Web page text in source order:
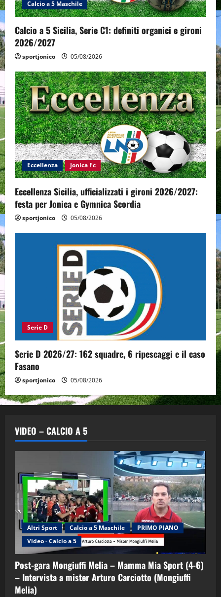
Calcio a 5 Maschile
Calcio a 5 Sicilia, Serie C1: definiti organici e gironi
2026/2027
sportjonico 05/08/2026
Eccellenza Jonica Fc
Eccellenza Sicilia, ufficializzati i gironi 2026/2027:
festa per Jonica e Gymnica Scordia
sportjonico 05/08/2026
Serie D
Serie D 2026/27: 162 squadre, 6 ripescaggi e il caso
Fasano
sportjonico 05/08/2026
VIDEO – CALCIO A 5
Altri Sport Calcio a 5 Maschile
PRIMO PIANO
Video - Calcio a 5
Post-gara Mongiuffi Melia – Mamma Mia Sport (4-6)
– Intervista a mister Arturo Carciotto (Mongiuffi
Melia)